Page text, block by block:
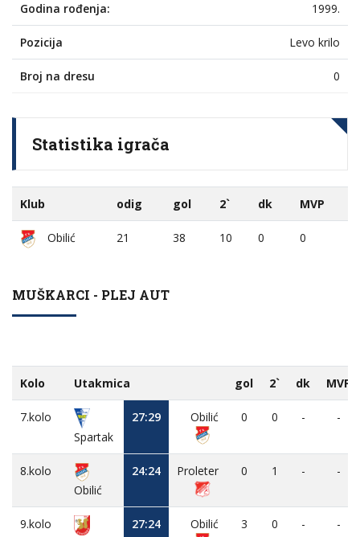
Godina rođenja: 1999.
Pozicija Levo krilo
Broj na dresu 0
Statistika igrača
Klub odig gol 2` dk MVP
Obilić 21 38 10 0 0
MUŠKARCI - PLEJ AUT
Kolo Utakmica gol 2` dk MVP
7.kolo
Spartak
27:29 Obilić 0 0 - -
8.kolo
Obilić
24:24 Proleter 0 1 - -
9.kolo
27:24 Obilić 3 0 - -